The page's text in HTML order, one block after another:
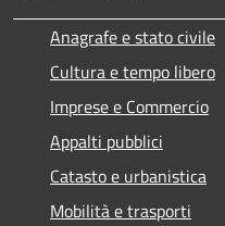
Anagrafe e stato civile
Cultura e tempo libero
Imprese e Commercio
Appalti pubblici
Catasto e urbanistica
Mobilità e trasporti